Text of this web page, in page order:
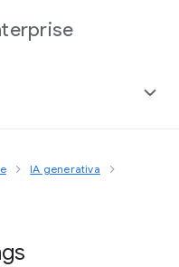
IA generativa